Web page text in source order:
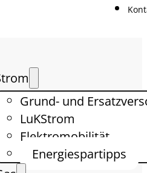
Grund- und
LuKStrom
Elektromobilität
Energiespartipps